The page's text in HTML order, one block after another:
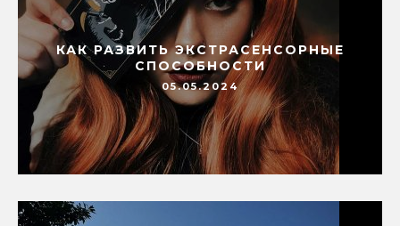
КАК РАЗВИТЬ ЭКСТРАСЕНСОРНЫЕ
СПОСОБНОСТИ
05.05.2024